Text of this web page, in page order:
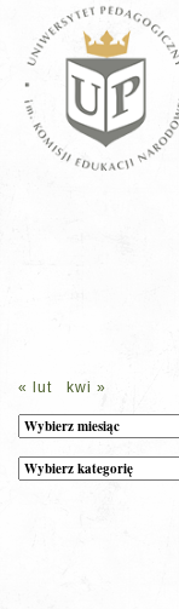
« lut
kwi »
Archiwum
Kategorie
wpisów